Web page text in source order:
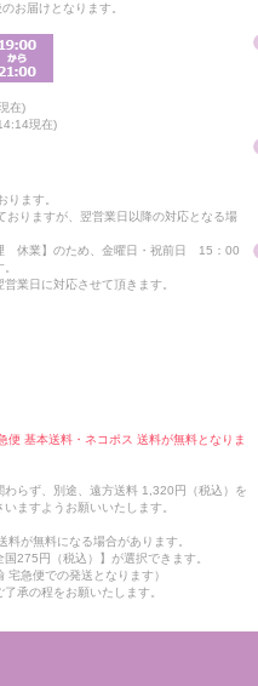
お届けとなります。
在)
現在)
ります。
おりますが、翌営業日以降の対応となる場
休業】のため、金曜日・祝前日 15：00
業日に対応させて頂きます。
基本送料・ネコポス 送料が無料となりま
らず、別途、遠方送料 1,320円（税込）を
ますようお願いいたします。
が無料になる場合があります。
275円（税込）】が選択できます。
宅急便での発送となります）
承の程をお願いたします。